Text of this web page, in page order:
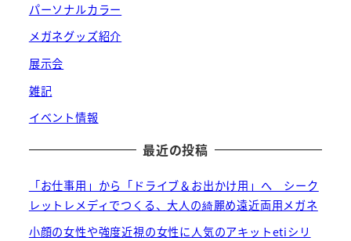
パーソナルカラー
メガネグッズ紹介
展示会
雑記
イベント情報
最近の投稿
「お仕事用」から「ドライブ＆お出かけ用」へ シーク
レットレメディでつくる、大人の綺麗め遠近両用メガネ
小顔の女性や強度近視の女性に人気のアキットetiシリ